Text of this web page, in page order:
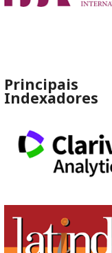
Principais
Indexadores